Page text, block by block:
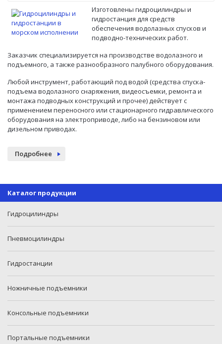
Изготовлены гидроцилиндры и
гидростанция для средств
обеспечения водолазных спусков и
подводно-технических работ.
Заказчик специализируется на производстве водолазного и
подъемного, а также разнообразного палубного оборудования.
Любой инструмент, работающий под водой (средства спуска-
подъема водолазного снаряжения, видеосъемки, ремонта и
монтажа подводных конструкций и прочее) действует с
применением переносного или стационарного гидравлического
оборудования на электроприводе, либо на бензиновом или
дизельном приводах.
Подробнее
Каталог продукции
Гидроцилиндры
Пневмоцилиндры
Гидростанции
Ножничные подъемники
Консольные подъемники
Портальные подъемники